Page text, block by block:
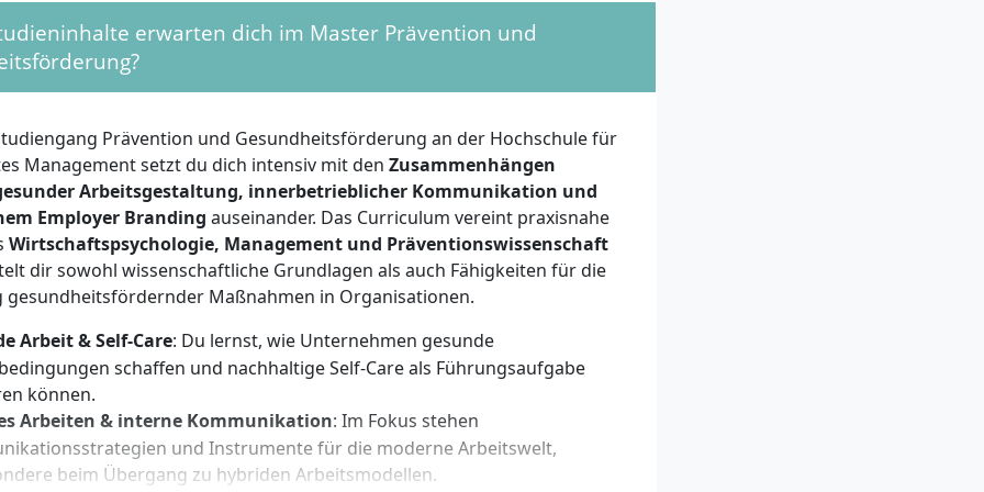
um die volle Zulassungsberechtigung zu erreichen. Ein Numerus Clausus
nicht, die Zulassung erfolgt nach Prüfung der Unterlagen.
praktische Erfahrungen im Gesundheitswesen, im
undEigenverantwortunggefragt, insbesondere beim virtuellen
den Selbststudiumsphasen. Wichtig sind analytisches Denkvermögen,
sowie Interesse an den Themen Arbeit, Gesundheit und
Du solltest bereit sein, innovative Konzepte zu entwickeln
aktiv an der Schnittstelle zwischen Wissenschaft und Praxis arbeiten.
und Teamfähigkeit erleichtern die erfolgreiche
in Praxisprojekten und Workshops.
erwarten dich im Master Prävention und
Prävention und Gesundheitsförderung an der Hochschule für
Management setzt du dich intensiv mit den Zusammenhängen
Arbeitsgestaltung, innerbetrieblicher Kommunikation und
Employer Branding auseinander. Das Curriculum vereint praxisnahe
Wirtschaftspsychologie, Management und Präventionswissenschaft
dir sowohl wissenschaftliche Grundlagen als auch Fähigkeiten für die
gesundheitsfördernder Maßnahmen in Organisationen.
Arbeit & Self-Care: Du lernst, wie Unternehmen gesunde
schaffen und nachhaltige Self-Care als Führungsaufgabe
können.
Arbeiten & interne Kommunikation: Im Fokus stehen
und Instrumente für die moderne Arbeitswelt,
beim Übergang zu hybriden Arbeitsmodellen.